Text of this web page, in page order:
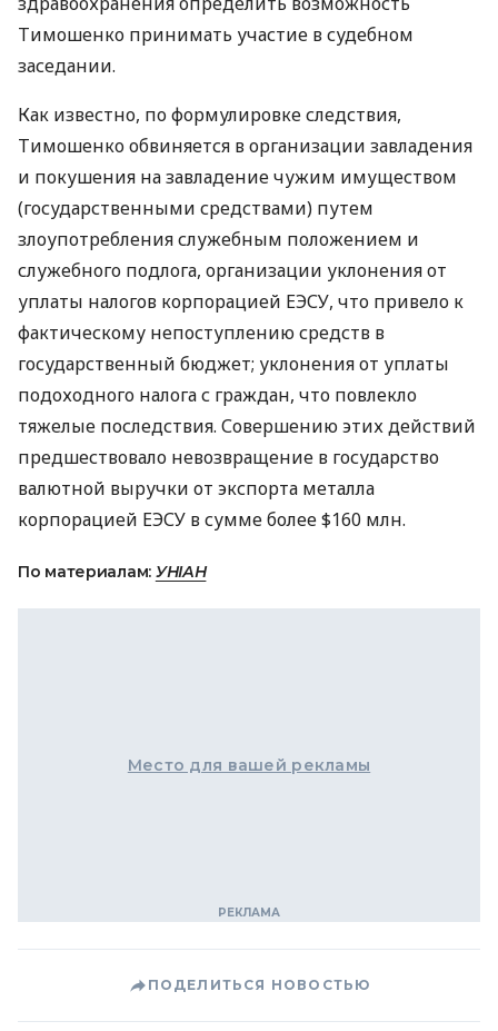
Тимошенко принимать участие в судебном
заседании.
Как известно, по формулировке следствия,
Тимошенко обвиняется в организации завладения
и покушения на завладение чужим имуществом
(государственными средствами) путем
злоупотребления служебным положением и
служебного подлога, организации уклонения от
уплаты налогов корпорацией ЕЭСУ, что привело к
фактическому непоступлению средств в
государственный бюджет; уклонения от уплаты
подоходного налога с граждан, что повлекло
тяжелые последствия. Совершению этих действий
предшествовало невозвращение в государство
валютной выручки от экспорта металла
корпорацией ЕЭСУ в сумме более $160 млн.
По материалам: УНІАН
Место для вашей рекламы
ПОДЕЛИТЬСЯ НОВОСТЬЮ